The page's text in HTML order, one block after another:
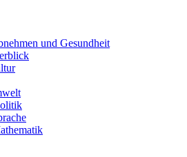
und Gesundheit